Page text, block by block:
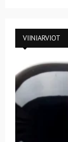
VIINIARVIOT